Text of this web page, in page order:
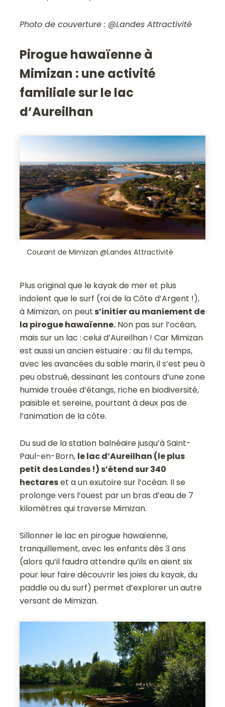
Photo de couverture : @Landes Attractivité
Pirogue hawaïenne à
Mimizan : une activité
familiale sur le lac
d’Aureilhan
Courant de Mimizan @Landes Attractivité
Plus original que le kayak de mer et plus
indolent que le surf (roi de la Côte d’Argent !),
à Mimizan, on peuts’initier au maniement de
la pirogue hawaïenne. Non pas sur l’océan,
mais sur un lac : celui d’Aureilhan ! Car Mimizan
est aussi un ancien estuaire : au fil du temps,
avec les avancées du sable marin, il s’est peu à
peu obstrué, dessinant les contours d’une zone
humide trouée d’étangs, riche en biodiversité,
paisible et sereine, pourtant à deux pas de
l’animation de la côte.
Du sud de la station balnéaire jusqu’à Saint-
Paul-en-Born, le lac d’Aureilhan (le plus
petit des Landes !) s’étend sur 340
hectareset a un exutoire sur l’océan. Il se
prolonge vers l’ouest par un bras d’eau de 7
kilomètres qui traverse Mimizan.
Sillonner le lac en pirogue hawaïenne,
tranquillement, avec les enfants dès 3 ans
(alors qu’il faudra attendre qu’ils en aient six
pour leur faire découvrir les joies du kayak, du
paddle ou du surf) permet d’explorer un autre
versant de Mimizan.